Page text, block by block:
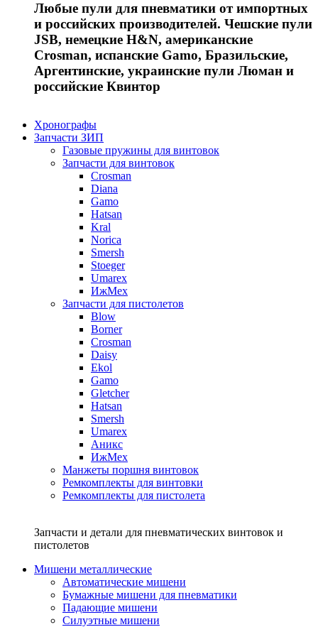
Любые пули для пневматики от импортных
и российских производителей. Чешские пули
JSB, немецкие H&N, американские
Crosman, испанские Gamo, Бразильские,
Аргентинские, украинские пули Люман и
российские Квинтор
Хронографы
Запчасти ЗИП
Газовые пружины для винтовок
Запчасти для винтовок
Crosman
Diana
Gamo
Hatsan
Kral
Norica
Smersh
Stoeger
Umarex
ИжМех
Запчасти для пистолетов
Blow
Borner
Crosman
Daisy
Ekol
Gamo
Gletcher
Hatsan
Smersh
Umarex
Аникс
ИжМех
Манжеты поршня винтовок
Ремкомплекты для винтовки
Ремкомплекты для пистолета
Запчасти и детали для пневматических винтовок и
пистолетов
Мишени металлические
Автоматические мишени
Бумажные мишени для пневматики
Падающие мишени
Силуэтные мишени